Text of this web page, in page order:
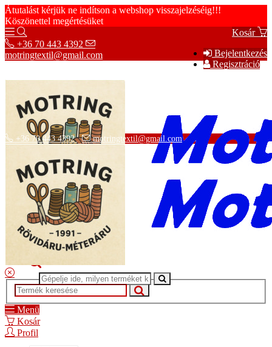
Átutalást kérjük ne indítson a webshop visszajelzéséig!!!
Köszönettel megértésüket
Kosár
Bejelentkezés
Regisztráció
+36 70 443 4392
motringtextil@gmail.com
Adatvédelmi tájékoztató
ÁSZF
Szállítási információk
+36 70 443 4392 motringtextil@gmail.com
Menü
Kosár
Profil